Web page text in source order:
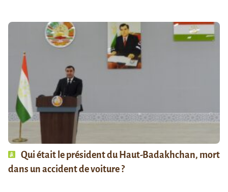
Qui était le président du Haut-Badakhchan, mort
dans un accident de voiture ?